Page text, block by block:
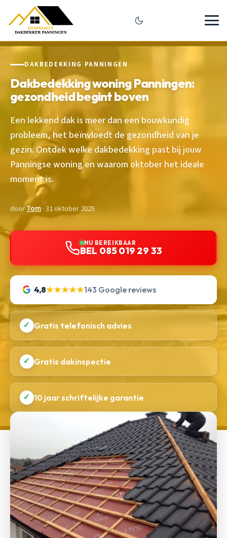
DAKBEDEKKING PANNINGEN
Dakbedekking woning Panningen:
gezondheid begint boven
Een lekkend dak is meer dan een bouwkundig
probleem, het beïnvloedt de gezondheid van je
gezin. Ontdek welke dakbedekking past bij jouw
Panningse woning en waarom oktober het ideale
moment is.
doorTom· 31 oktober 2025
NU BEREIKBAAR
BEL 085 019 29 33
4,8★★★★★143 Google reviews
✓ Gratis telefonisch advies
✓ Gratis dakinspectie
✓ 10 jaar schriftelijke garantie